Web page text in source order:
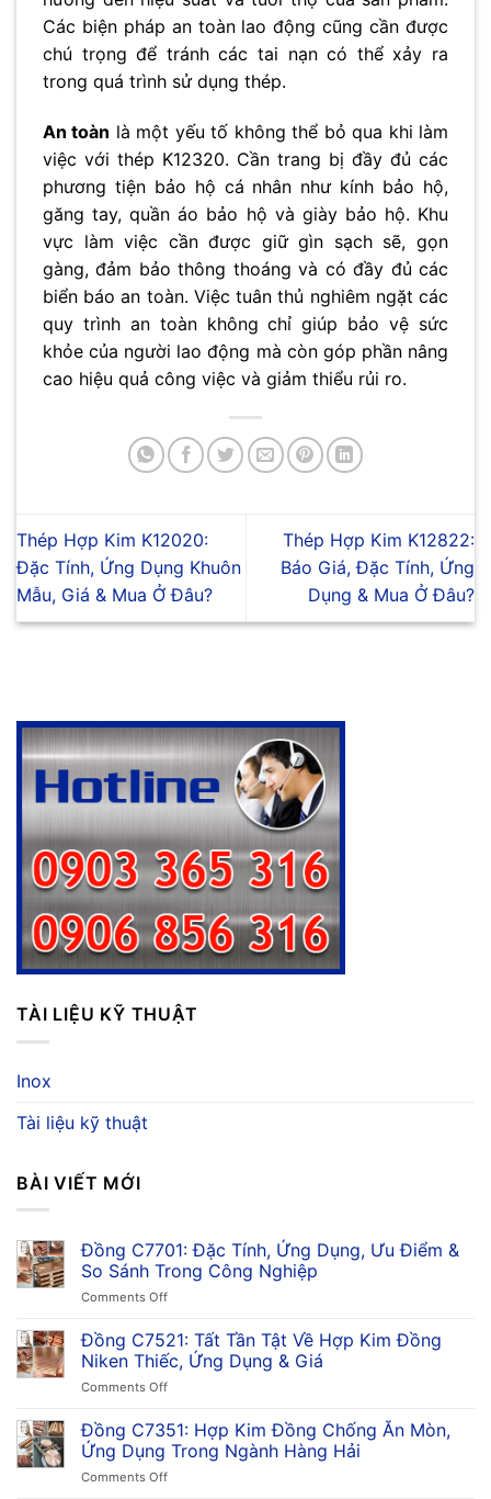
Các biện pháp an toàn lao động cũng cần được
chú trọng để tránh các tai nạn có thể xảy ra
trong quá trình sử dụng thép.
An toàn là một yếu tố không thể bỏ qua khi làm
việc với thép K12320. Cần trang bị đầy đủ các
phương tiện bảo hộ cá nhân như kính bảo hộ,
găng tay, quần áo bảo hộ và giày bảo hộ. Khu
vực làm việc cần được giữ gìn sạch sẽ, gọn
gàng, đảm bảo thông thoáng và có đầy đủ các
biển báo an toàn. Việc tuân thủ nghiêm ngặt các
quy trình an toàn không chỉ giúp bảo vệ sức
khỏe của người lao động mà còn góp phần nâng
cao hiệu quả công việc và giảm thiểu rủi ro.
Thép Hợp Kim K12020:
Đặc Tính, Ứng Dụng Khuôn
Mẫu, Giá & Mua Ở Đâu?
Thép Hợp Kim K12822:
Báo Giá, Đặc Tính, Ứng
Dụng & Mua Ở Đâu?
TÀI LIỆU KỸ THUẬT
Inox
Tài liệu kỹ thuật
BÀI VIẾT MỚI
Đồng C7701: Đặc Tính, Ứng Dụng, Ưu Điểm &
So Sánh Trong Công Nghiệp
Comments Offon
C7701:
Đặc
Tính,
Ứng
Ưu
Điểm
Đồng C7521: Tất Tần Tật Về Hợp Kim Đồng
Niken Thiếc, Ứng Dụng & Giá
Comments Offon
C7521:
Tất
Tần
Tật
Đồng C7351: Hợp Kim Đồng Chống Ăn Mòn,
Ứng Dụng Trong Ngành Hàng Hải
Comments Offon